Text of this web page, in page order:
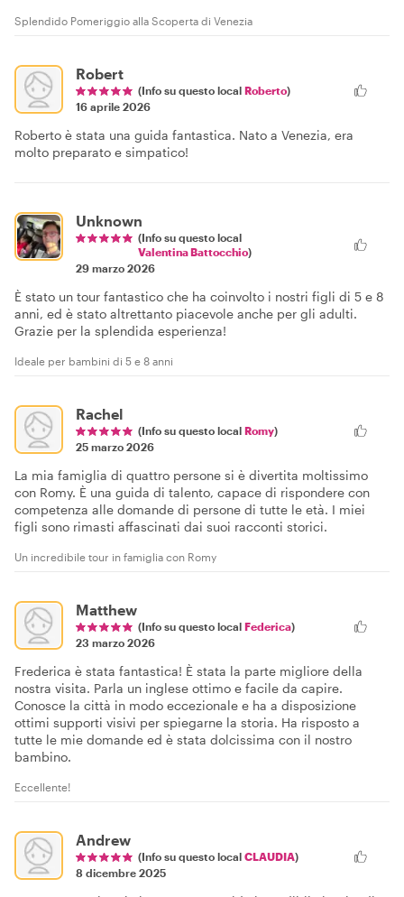
Splendido Pomeriggio alla Scoperta di Venezia
Robert
(Info su questo local Roberto)
16 aprile 2026
Roberto è stata una guida fantastica. Nato a Venezia, era
molto preparato e simpatico!
Unknown
(Info su questo local
Valentina Battocchio)
29 marzo 2026
È stato un tour fantastico che ha coinvolto i nostri figli di 5 e 8
anni, ed è stato altrettanto piacevole anche per gli adulti.
Grazie per la splendida esperienza!
Ideale per bambini di 5 e 8 anni
Rachel
(Info su questo local Romy)
25 marzo 2026
La mia famiglia di quattro persone si è divertita moltissimo
con Romy. È una guida di talento, capace di rispondere con
competenza alle domande di persone di tutte le età. I miei
figli sono rimasti affascinati dai suoi racconti storici.
Un incredibile tour in famiglia con Romy
Matthew
(Info su questo local Federica)
23 marzo 2026
Frederica è stata fantastica! È stata la parte migliore della
nostra visita. Parla un inglese ottimo e facile da capire.
Conosce la città in modo eccezionale e ha a disposizione
ottimi supporti visivi per spiegarne la storia. Ha risposto a
tutte le mie domande ed è stata dolcissima con il nostro
bambino.
Eccellente!
Andrew
(Info su questo local CLAUDIA)
8 dicembre 2025